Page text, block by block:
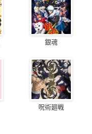
銀魂
呪術廻戦